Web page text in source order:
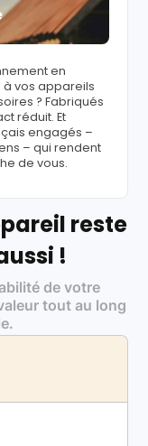
en
vos appareils
? Fabriqués
réduit. Et
engagés –
– qui rendent
de vous.
reste
!
de votre
tout au long